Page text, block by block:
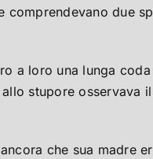
comprendevano due
a loro una lunga
stupore osservava
che sua madre